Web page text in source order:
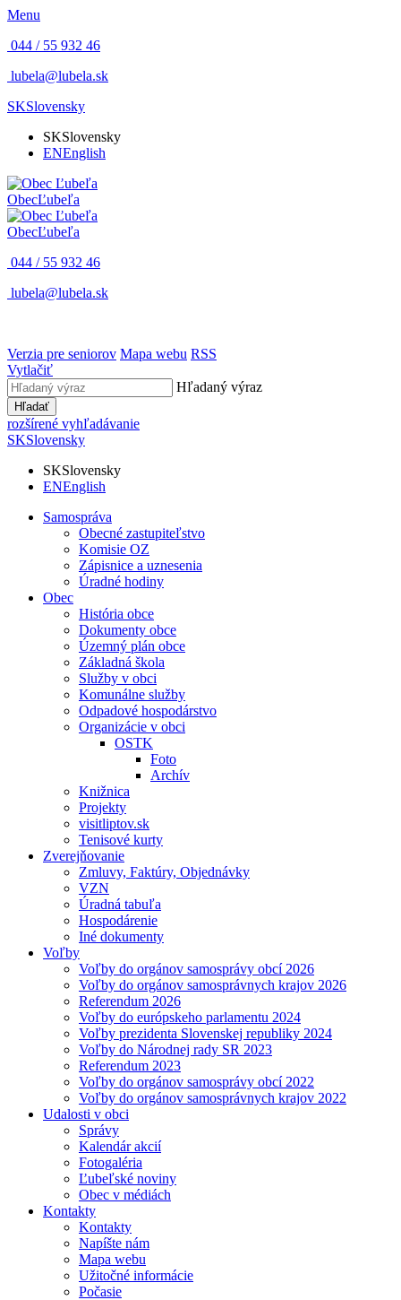
Menu
044 / 55 932 46
lubela@lubela.sk
SKSlovensky
SKSlovensky
ENEnglish
ObecĽubeľa
ObecĽubeľa
044 / 55 932 46
lubela@lubela.sk
Verzia pre seniorov Mapa webu RSS
Vytlačiť
Hľadaný výraz
Hľadať
rozšírené vyhľadávanie
SKSlovensky
SKSlovensky
ENEnglish
Samospráva
Obecné zastupiteľstvo
Komisie OZ
Zápisnice a uznesenia
Úradné hodiny
Obec
História obce
Dokumenty obce
Územný plán obce
Základná škola
Služby v obci
Komunálne služby
Odpadové hospodárstvo
Organizácie v obci
OSTK
Foto
Archív
Knižnica
Projekty
visitliptov.sk
Tenisové kurty
Zverejňovanie
Zmluvy, Faktúry, Objednávky
VZN
Úradná tabuľa
Hospodárenie
Iné dokumenty
Voľby
Voľby do orgánov samosprávy obcí 2026
Voľby do orgánov samosprávnych krajov 2026
Referendum 2026
Voľby do európskeho parlamentu 2024
Voľby prezidenta Slovenskej republiky 2024
Voľby do Národnej rady SR 2023
Referendum 2023
Voľby do orgánov samosprávy obcí 2022
Voľby do orgánov samosprávnych krajov 2022
Udalosti v obci
Správy
Kalendár akcií
Fotogaléria
Ľubeľské noviny
Obec v médiách
Kontakty
Kontakty
Napíšte nám
Mapa webu
Užitočné informácie
Počasie